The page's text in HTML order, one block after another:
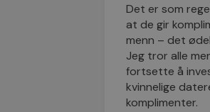
Det er som
at de gir
menn – det
Jeg tror alle
fortsette å
kvinnelige
komplimenter.